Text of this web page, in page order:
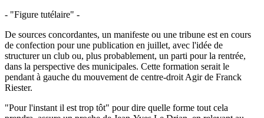
- "Figure tutélaire" -
De sources concordantes, un manifeste ou une tribune est en cours
de confection pour une publication en juillet, avec l'idée de
structurer un club ou, plus probablement, un parti pour la rentrée,
dans la perspective des municipales. Cette formation serait le
pendant à gauche du mouvement de centre-droit Agir de Franck
Riester.
"Pour l'instant il est trop tôt" pour dire quelle forme tout cela